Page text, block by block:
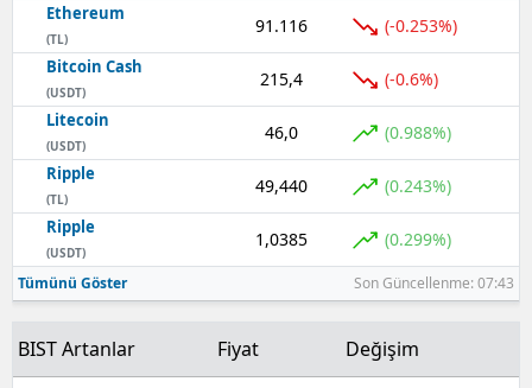
Tunceli
Şanlıurfa
Uşak
Yozgat
Zonguldak
Aksaray
Ethereum
(TL)
91.116 (-0.253%)
Bitcoin Cash
(USDT)
215,4 (-0.6%)
Litecoin
(USDT)
46,0 (0.988%)
Ripple
(TL)
49,440 (0.243%)
Ripple
(USDT)
1,0385 (0.299%)
Tümünü Göster Son Güncellenme: 07:43
BIST Artanlar Fiyat Değişim